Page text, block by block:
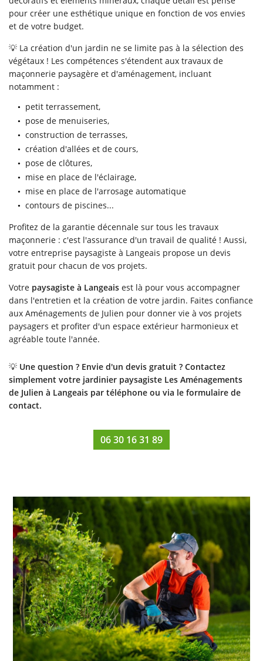
Accueil
prestations
réalisations
Actualités
Avis
Contact
pour créer une esthétique unique en fonction de vos envies
et de votre budget.
💡 La création d'un jardin ne se limite pas à la sélection des
végétaux ! Les compétences s'étendent aux travaux de
maçonnerie paysagère et d'aménagement, incluant
notamment :
petit terrassement,
pose de menuiseries,
construction de terrasses,
création d'allées et de cours,
pose de clôtures,
mise en place de l'éclairage,
mise en place de l'arrosage automatique
contours de piscines...
Profitez de la garantie décennale sur tous les travaux
maçonnerie : c'est l'assurance d'un travail de qualité ! Aussi,
votre entreprise paysagiste à Langeais propose un devis
gratuit pour chacun de vos projets.
Votre paysagiste à Langeais est là pour vous accompagner
dans l'entretien et la création de votre jardin. Faites confiance
aux Aménagements de Julien pour donner vie à vos projets
paysagers et profiter d'un espace extérieur harmonieux et
agréable toute l'année.
💡 Une question ? Envie d'un devis gratuit ? Contactez
simplement votre jardinier paysagiste Les Aménagements
de Julien à Langeais par téléphone ou via le formulaire de
contact.
06 30 16 31 89